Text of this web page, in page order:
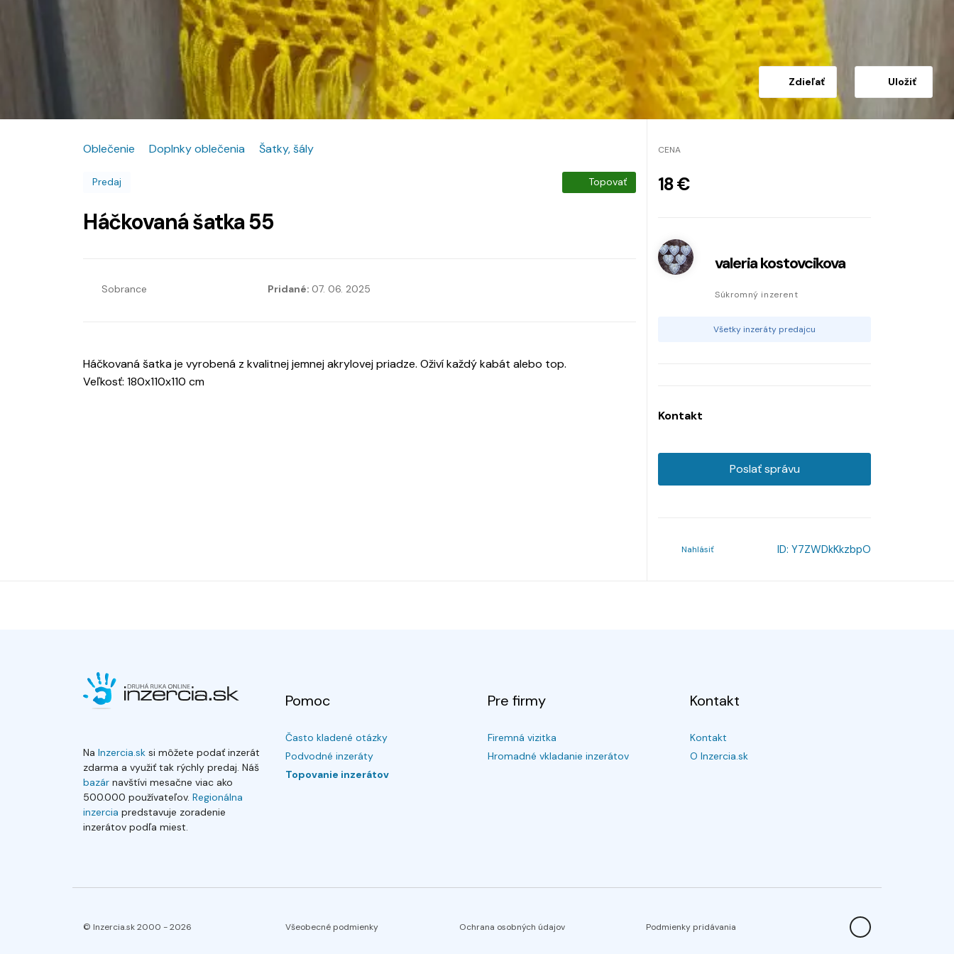
Zdieľať Uložiť
Oblečenie Doplnky oblečenia Šatky, šály
Predaj Topovať
Háčkovaná šatka 55
Sobrance Pridané: 07. 06. 2025
Háčkovaná šatka je vyrobená z kvalitnej jemnej akrylovej priadze. Oživí každý kabát alebo top.
Veľkosť: 180x110x110 cm
CENA
18 €
valeria kostovcikova
Súkromný inzerent
Všetky inzeráty predajcu
Kontakt
Poslať správu
Nahlásiť ID: Y7ZWDkKkzbpO
Na Inzercia.sk si môžete podať inzerát
zdarma a využiť tak rýchly predaj. Náš
bazár navštívi mesačne viac ako
500.000 používateľov. Regionálna
inzercia predstavuje zoradenie
inzerátov podľa miest.
Pomoc
Často kladené otázky
Podvodné inzeráty
Topovanie inzerátov
Pre firmy
Firemná vizitka
Hromadné vkladanie inzerátov
Kontakt
Kontakt
O Inzercia.sk
© Inzercia.sk 2000 -2026 Všeobecné podmienky Ochrana osobných údajov Podmienky pridávania